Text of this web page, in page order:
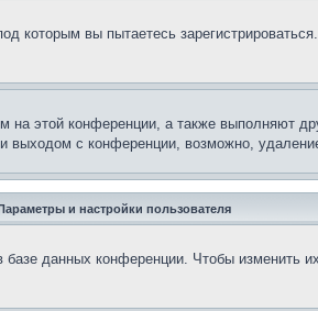
которым вы пытаетесь
этой конференции, а также выполняют
выходом с конференции, возможно,
и настройки пользователя
базе данных конференции. Чтобы изменить